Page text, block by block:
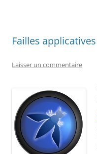
Failles applicatives
Laisser un commentaire